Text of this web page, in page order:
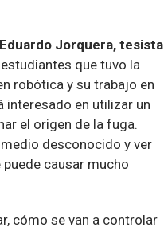
Eduardo Jorquera, tesista
que tuvo la
robótica y su trabajo en
interesado en utilizar un
el origen de la fuga.
desconocido y ver
causar mucho
cómo se van a controlar